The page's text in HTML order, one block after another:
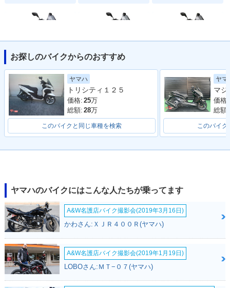
2020年 TRICITY 15
5・カラーチェンジ
2019年 TRICITY 15
5・マイナーチェン
ジ
2017年 TRICITY 15
5・新登場
お探しのバイクからのおすすめ
ヤマハ
トリシティ１２５
価格: 25万
総額: 28万
このバイクと同じ車種を検索
ヤマ
価格:
総額:
このバイク
ヤマハのバイクにはこんな人たちが乗ってます
A&W名護店バイク撮影会(2019年3月16日)
かわさん:ＸＪＲ４００Ｒ(ヤマハ)
A&W名護店バイク撮影会(2019年1月19日)
LOBOさん:ＭＴ−０７(ヤマハ)